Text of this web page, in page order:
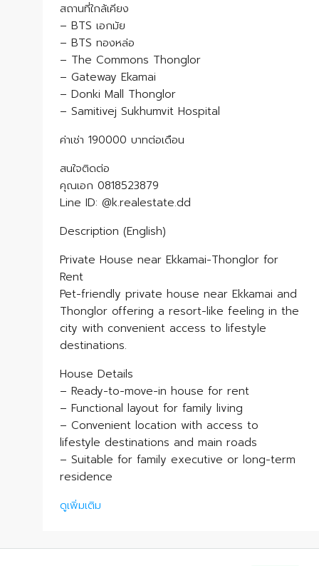
สถานที่ใกล้เคียง
– BTS เอกมัย
– BTS ทองหล่อ
– The Commons Thonglor
– Gateway Ekamai
– Donki Mall Thonglor
– Samitivej Sukhumvit Hospital
ค่าเช่า 190000 บาทต่อเดือน
สนใจติดต่อ
คุณเอก 0818523879
Line ID: @k.realestate.dd
Description (English)
Private House near Ekkamai-Thonglor for
Rent
Pet-friendly private house near Ekkamai and
Thonglor offering a resort-like feeling in the
city with convenient access to lifestyle
destinations.
House Details
– Ready-to-move-in house for rent
– Functional layout for family living
– Convenient location with access to
lifestyle destinations and main roads
– Suitable for family executive or long-term
residence
ดูเพิ่มเติม